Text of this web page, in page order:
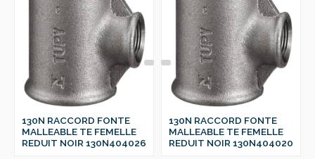
130N RACCORD FONTE
MALLEABLE TE FEMELLE
REDUIT NOIR 130N404026
130N RACCORD FONTE
MALLEABLE TE FEMELLE
REDUIT NOIR 130N404020